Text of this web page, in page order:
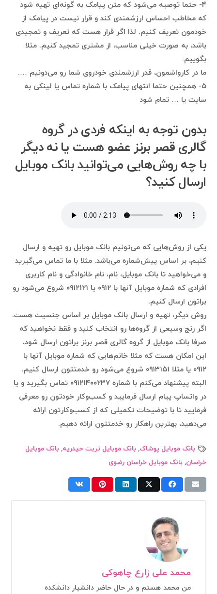
۴- حتما توصیه می‌شود که متن پیامک به گونه‌ای تهیه شود
که مخاطب احساس ارزشمندی کند و قرار نیست در پیامک از
خودمون تعریف کنیم. لذا اگر قرار هست که تعریف و تمجیدی
باشد، به صورت خیلی مناسب، از مشتری تمجید کنیم. مثلا
بگوییم:
ما در کارواشمون، قدر ارزشمندی خودروی شما رو می‌دونیم ….
۵- همچنین حتما انتهای پیامک با شماره تماس یا لینکی به
سایت یا … تمام شود
بدون توجه به اینکه فردی در گروه
گالری قصر برنز عضو هست یا نه دیگر
با چه روش‌هایی می‌توانید بانک موبایل
ارسال کنید؟
یکی از روش‌هایی که می‌تونیم بانک موبایل رو تهیه و ارسال
کنیم، بر اساس پیش‌شماره می‌باشد. مثلا با ما تماس می‌گیرید
و می‌خواهید تا بانک موبایل، نام، نام خانوادگی و نام کاربری
افرادی که شماره موبایل آنها با ۰۹۱۲ یا ۰۹۱۲۱۲۱ شروع می‌شود رو
براتون ارسال کنیم.
روش دیگر، تهیه و ارسال بانک موبایل بر اساس جنسیت هست.
اگر رنج وسیعی از گروه‌ها رو انتخاب کنید و فقط نخواهید که
صرفا بانک موبایل از گروه گالری قصر برنز براتون ارسال شود،
این امکان هست که مثلا خانم‌هایی که شماره موبایل آنها با
۰۹۱۲ یا مثلا ۰۹۱۳۱۵۱ شروع می‌شود رو خدمتتون ارسال کنیم.
البته پیشنهاد می‌کنم با شماره ۰۹۱۲۱۴۰۰۲۳۷ تماس بگیرید و یا
در واتساپ پیام ارسال فرمایید و کسب‌وکار خودتون رو معرفی
فرمایید تا با توضیحات تکمیلی که از کسب‌وکارتون ارائه
می‌دهید، بهترین راهکار رو خدمتتون ارائه دهیم.
بانک موبایل پوشاک, بانک موبایل تربت حیدریه, بانک موبایل
خراسان, بانک موبایل خراسان رضوی
محمد علی زارع چاهوکی
من محمد هستم و در حال حاضر دانشیار دانشکده